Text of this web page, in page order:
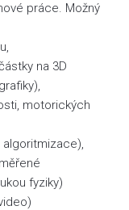
práce. Možný
na 3D
motorických
algoritmizace),
fyziky)